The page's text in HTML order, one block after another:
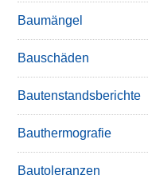
Baumängel
Bauschäden
Bautenstandsberichte
Bauthermografie
Bautoleranzen